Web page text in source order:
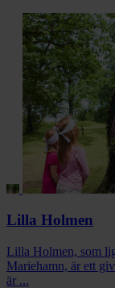
Lilla Holmen
Lilla Holmen, som
Mariehamn, är ett
är ...